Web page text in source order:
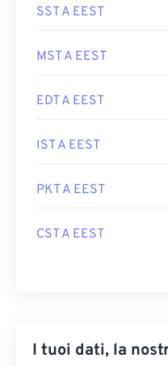
SST A EEST
MST A EEST
EDT A EEST
IST A EEST
PKT A EEST
CST A EEST
I tuoi dati, la